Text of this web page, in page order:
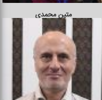
متین محمدی